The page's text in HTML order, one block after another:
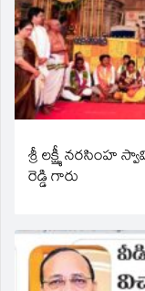
శ్రీ లక్ష్మీ నరసింహ
రెడ్డి గారు